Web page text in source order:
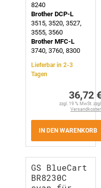
8240
Brother DCP-L
3515, 3520, 3527,
3555, 3560
Brother MFC-L
3740, 3760, 8300
Lieferbar in 2-3
Tagen
36,72
zzgl. 19 % MwSt.
IN DEN WARENKORB
GS BlueCart
BR8230C